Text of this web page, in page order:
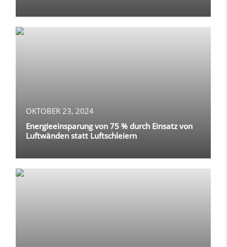
OKTOBER 23, 2024
Energieeinsparung von 75 % durch Einsatz von
Luftwänden statt Luftschleiern